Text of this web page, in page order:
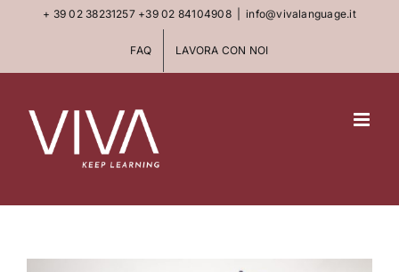
+ 39 02 38231257 +39 02 84104908 info@vivalanguage.it
FAQ LAVORA CON NOI